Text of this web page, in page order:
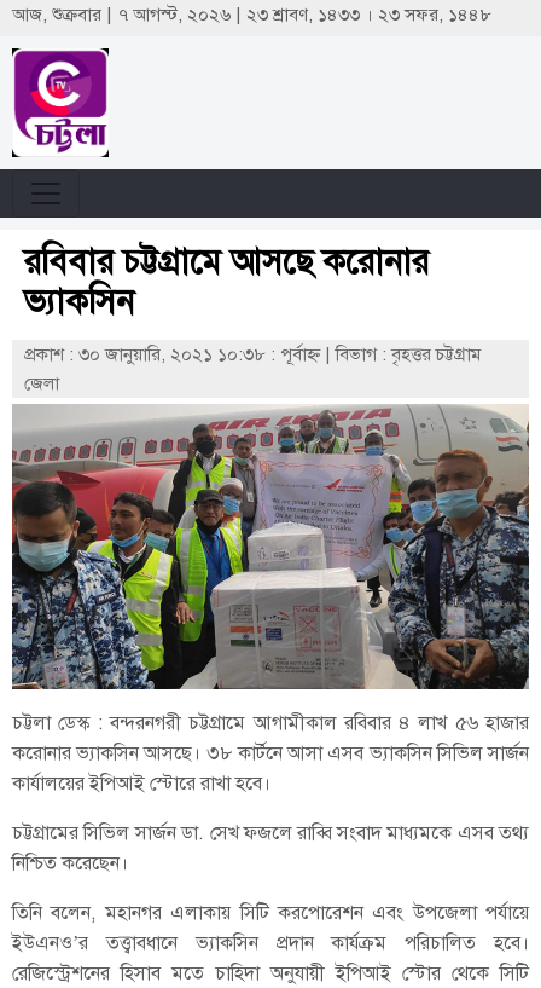
আজ, শুক্রবার | ৭ আগস্ট, ২০২৬ | ২৩ শ্রাবণ, ১৪৩৩ । ২৩ সফর, ১৪৪৮
রবিবার চট্টগ্রামে আসছে করোনার
ভ্যাকসিন
প্রকাশ : ৩০ জানুয়ারি, ২০২১ ১০:৩৮ : পূর্বাহ্ণ |বিভাগ : বৃহত্তর চট্টগ্রাম
জেলা
চট্টলা ডেস্ক : বন্দরনগরী চট্টগ্রামে আগামীকাল রবিবার ৪ লাখ ৫৬ হাজার
করোনার ভ্যাকসিন আসছে। ৩৮ কার্টনে আসা এসব ভ্যাকসিন সিভিল সার্জন
কার্যালয়ের ইপিআই স্টোরে রাখা হবে।
চট্টগ্রামের সিভিল সার্জন ডা. সেখ ফজলে রাব্বি সংবাদ মাধ্যমকে এসব তথ্য
নিশ্চিত করেছেন।
তিনি বলেন, মহানগর এলাকায় সিটি করপোরেশন এবং উপজেলা পর্যায়ে
ইউএনও’র তত্ত্বাবধানে ভ্যাকসিন প্রদান কার্যক্রম পরিচালিত হবে।
রেজিস্ট্রেশনের হিসাব মতে চাহিদা অনুযায়ী ইপিআই স্টোর থেকে সিটি